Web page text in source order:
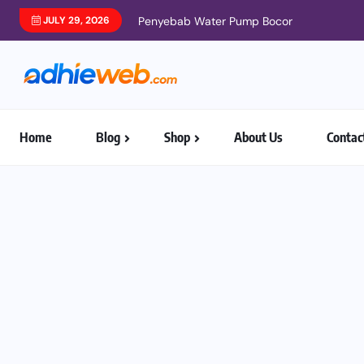
JULY 29, 2026 Penyebab Water Pump Bocor
Home Blog Shop About Us